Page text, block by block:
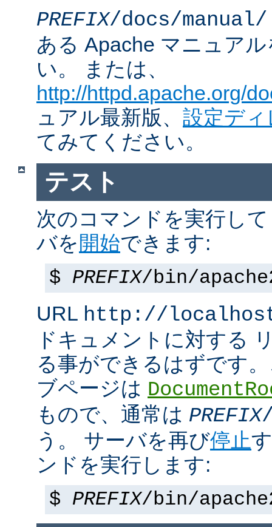
PREFIX/docs/manual/
ある Apache マニュア
い。 または、
http://httpd.apache.org/
ュアル最新版、 設定デ
てみてください。
テスト
次のコマンドを実行し
バを 開始できます:
$ PREFIX/bin/
URL http://
ドキュメントに対する
る事ができるはずです
ブページは
もので、通常は PREFIX
う。 サーバを再び停止
ンドを実行します:
$ PREFIX/bin/